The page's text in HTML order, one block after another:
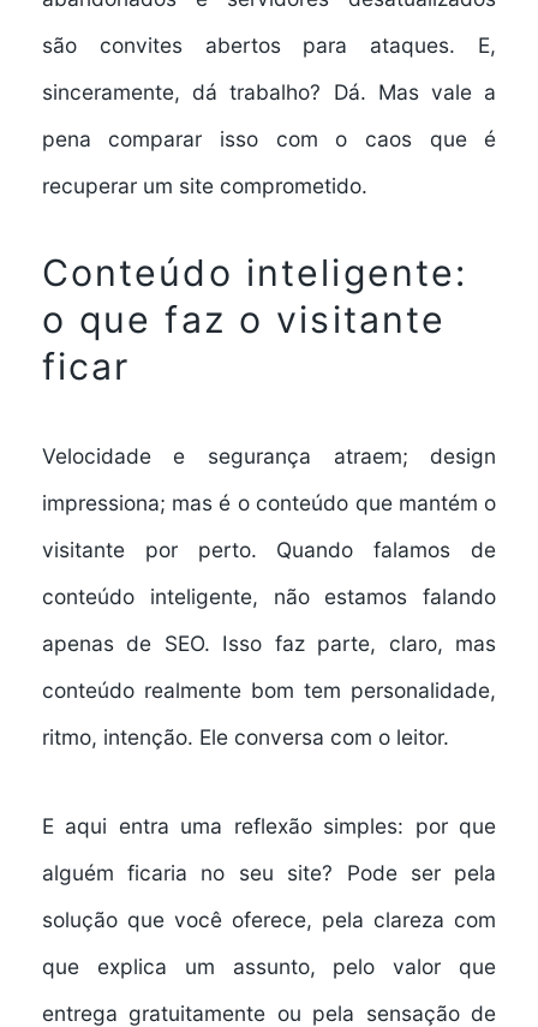
são convites abertos para ataques. E,
sinceramente, dá trabalho? Dá. Mas vale a
pena comparar isso com o caos que é
recuperar um site comprometido.
Conteúdo inteligente:
o que faz o visitante
ficar
Velocidade e segurança atraem; design
impressiona; mas é o conteúdo que mantém o
visitante por perto. Quando falamos de
conteúdo inteligente, não estamos falando
apenas de SEO. Isso faz parte, claro, mas
conteúdo realmente bom tem personalidade,
ritmo, intenção. Ele conversa com o leitor.
E aqui entra uma reflexão simples: por que
alguém ficaria no seu site? Pode ser pela
solução que você oferece, pela clareza com
que explica um assunto, pelo valor que
entrega gratuitamente ou pela sensação de